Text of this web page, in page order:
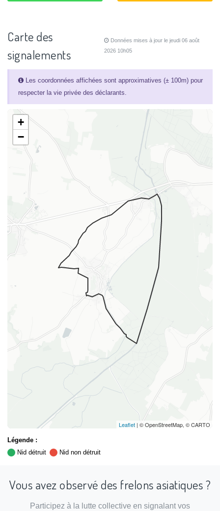
Carte des
signalements
Données mises à jour le jeudi 06 août
2026 10h05
Les coordonnées affichées sont approximatives (± 100m) pour
respecter la vie privée des déclarants.
+
−
Leaflet | © OpenStreetMap, © CARTO
Légende :
Nid détruit
Nid non détruit
Vous avez observé des frelons asiatiques ?
Participez à la lutte collective en signalant vos